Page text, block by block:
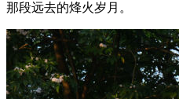
那段远去的烽火岁月。